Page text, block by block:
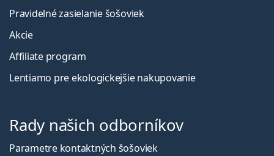
Pravidelné zasielanie šošoviek
Akcie
Affiliate program
Lentiamo pre ekologickejšie nakupovanie
Rady našich odborníkov
Parametre kontaktných šošoviek